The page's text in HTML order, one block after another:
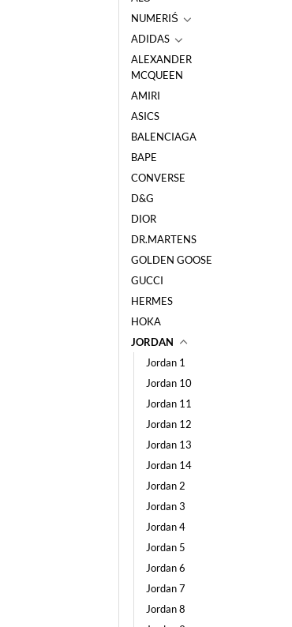
NUMERIŚ
ADIDAS
ALEXANDER
MCQUEEN
AMIRI
ASICS
BALENCIAGA
BAPE
CONVERSE
D&G
DIOR
DR.MARTENS
GOLDEN GOOSE
GUCCI
HERMES
HOKA
JORDAN
Jordan 1
Jordan 10
Jordan 11
Jordan 12
Jordan 13
Jordan 14
Jordan 2
Jordan 3
Jordan 4
Jordan 5
Jordan 6
Jordan 7
Jordan 8